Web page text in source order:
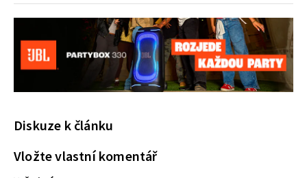
Diskuze k článku
Vložte vlastní komentář